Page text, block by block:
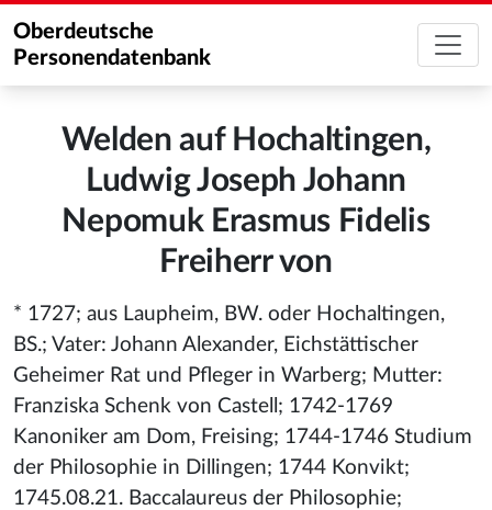
Oberdeutsche
Personendatenbank
Welden auf Hochaltingen,
Ludwig Joseph Johann
Nepomuk Erasmus Fidelis
Freiherr von
* 1727; aus Laupheim, BW. oder Hochaltingen,
BS.; Vater: Johann Alexander, Eichstättischer
Geheimer Rat und Pfleger in Warberg; Mutter:
Franziska Schenk von Castell; 1742-1769
Kanoniker am Dom, Freising; 1744-1746 Studium
der Philosophie in Dillingen; 1744 Konvikt;
1745.08.21. Baccalaureus der Philosophie;